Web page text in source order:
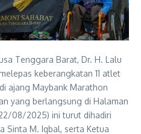
Tenggara Barat, Dr. H. Lalu
keberangkatan 11 atlet
ajang Maybank Marathon
yang berlangsung di Halaman
08/2025) ini turut dihadiri
Sinta M. Iqbal, serta Ketua